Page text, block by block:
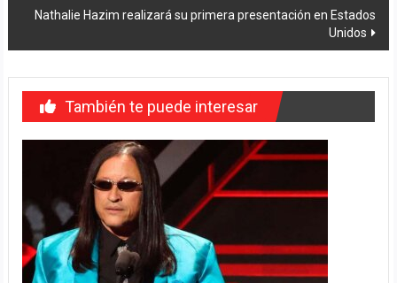
entradas
Nathalie Hazim realizará su primera presentación en Estados
Unidos
También te puede interesar